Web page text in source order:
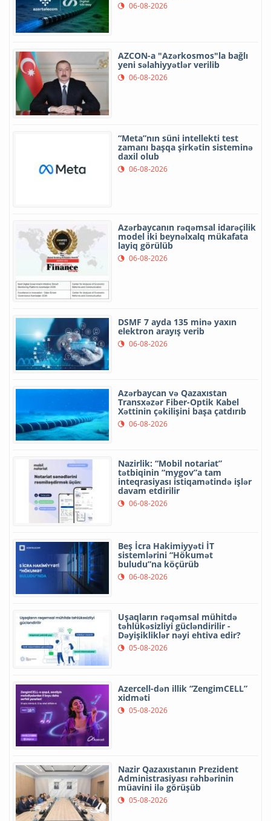
06-08-2026
AZCON-a "Azərkosmos"la bağlı
yeni səlahiyyətlər verilib
06-08-2026
“Meta”nın süni intellekti test
zamanı başqa şirkətin sisteminə
daxil olub
06-08-2026
Azərbaycanın rəqəmsal idarəçilik
model iki beynəlxalq mükafata
layiq görülüb
06-08-2026
DSMF 7 ayda 135 minə yaxın
elektron arayış verib
06-08-2026
Azərbaycan və Qazaxıstan
Transxəzər Fiber-Optik Kabel
Xəttinin çəkilişini başa çatdırıb
06-08-2026
Nazirlik: “Mobil notariat”
tətbiqinin “mygov”a tam
inteqrasiyası istiqamətində işlər
davam etdirilir
06-08-2026
Beş İcra Hakimiyyəti İT
sistemlərini “Hökumət
buludu”na köçürüb
06-08-2026
Uşaqların rəqəmsal mühitdə
təhlükəsizliyi gücləndirilir -
Dəyişikliklər nəyi ehtiva edir?
05-08-2026
Azercell-dən illik “ZengimCELL”
xidməti
05-08-2026
Nazir Qazaxıstanın Prezident
Administrasiyası rəhbərinin
müavini ilə görüşüb
05-08-2026